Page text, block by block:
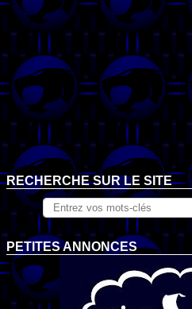
RECHERCHE SUR LE SITE
PETITES ANNONCES